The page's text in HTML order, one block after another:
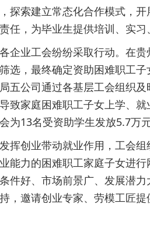
探索建立常态化合作模式，
任，为毕业生提供培训、实习
业工会纷纷采取行动。在贵
选，最终确定资助困难职工
五公司通过各基层工会组织
致家庭困难职工子女上学、
为13名受资助学生发放5.7万
创业带动就业作用，工会组
能力的困难职工家庭子女进
件好、市场前景广、发展潜
，邀请创业专家、劳模工匠提